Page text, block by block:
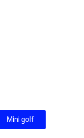
Mini golf